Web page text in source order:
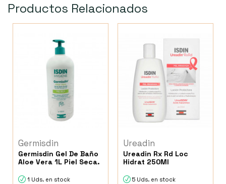
Productos Relacionados
Germisdin
Germisdin Gel De Baño
Aloe Vera 1L Piel Seca.
1 Uds. en stock
Ureadin
Ureadin Rx Rd Loc
Hidrat 250Ml
5 Uds. en stock